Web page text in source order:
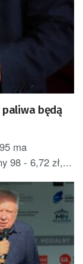
będą
ma
98 - 6,72 zł,...